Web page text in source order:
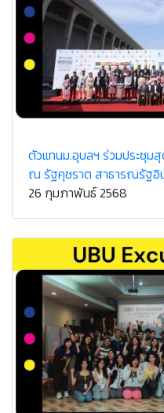
ตัวแทนม.อุบลฯ ร่วมประชุม
ณ รัฐคุชราต สาธารณรัฐอิ
26 กุมภาพันธ์ 2568